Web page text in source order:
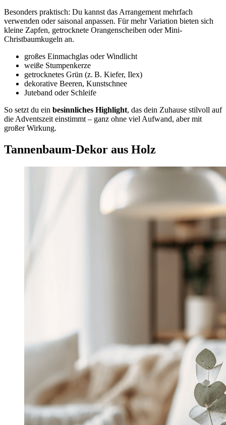
Besonders praktisch: Du kannst das Arrangement mehrfach
verwenden oder saisonal anpassen. Für mehr Variation bieten sich
kleine Zapfen, getrocknete Orangenscheiben oder Mini-
Christbaumkugeln an.
großes Einmachglas oder Windlicht
weiße Stumpenkerze
getrocknetes Grün (z. B. Kiefer, Ilex)
dekorative Beeren, Kunstschnee
Juteband oder Schleife
So setzt du ein besinnliches Highlight, das dein Zuhause stilvoll auf
die Adventszeit einstimmt – ganz ohne viel Aufwand, aber mit
großer Wirkung.
Tannenbaum-Dekor aus Holz